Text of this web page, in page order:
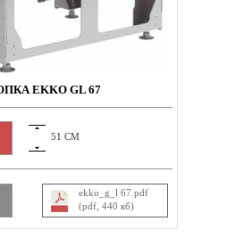
EKKO GL 67
51 СМ
ekko_g_l 67.pdf
(pdf, 440 кб)